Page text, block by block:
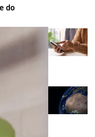
do